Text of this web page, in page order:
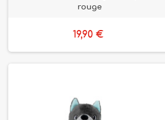
rouge
19,90 €